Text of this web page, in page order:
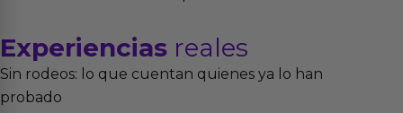
Experiencias reales
Sin rodeos: lo que cuentan quienes ya lo han
probado